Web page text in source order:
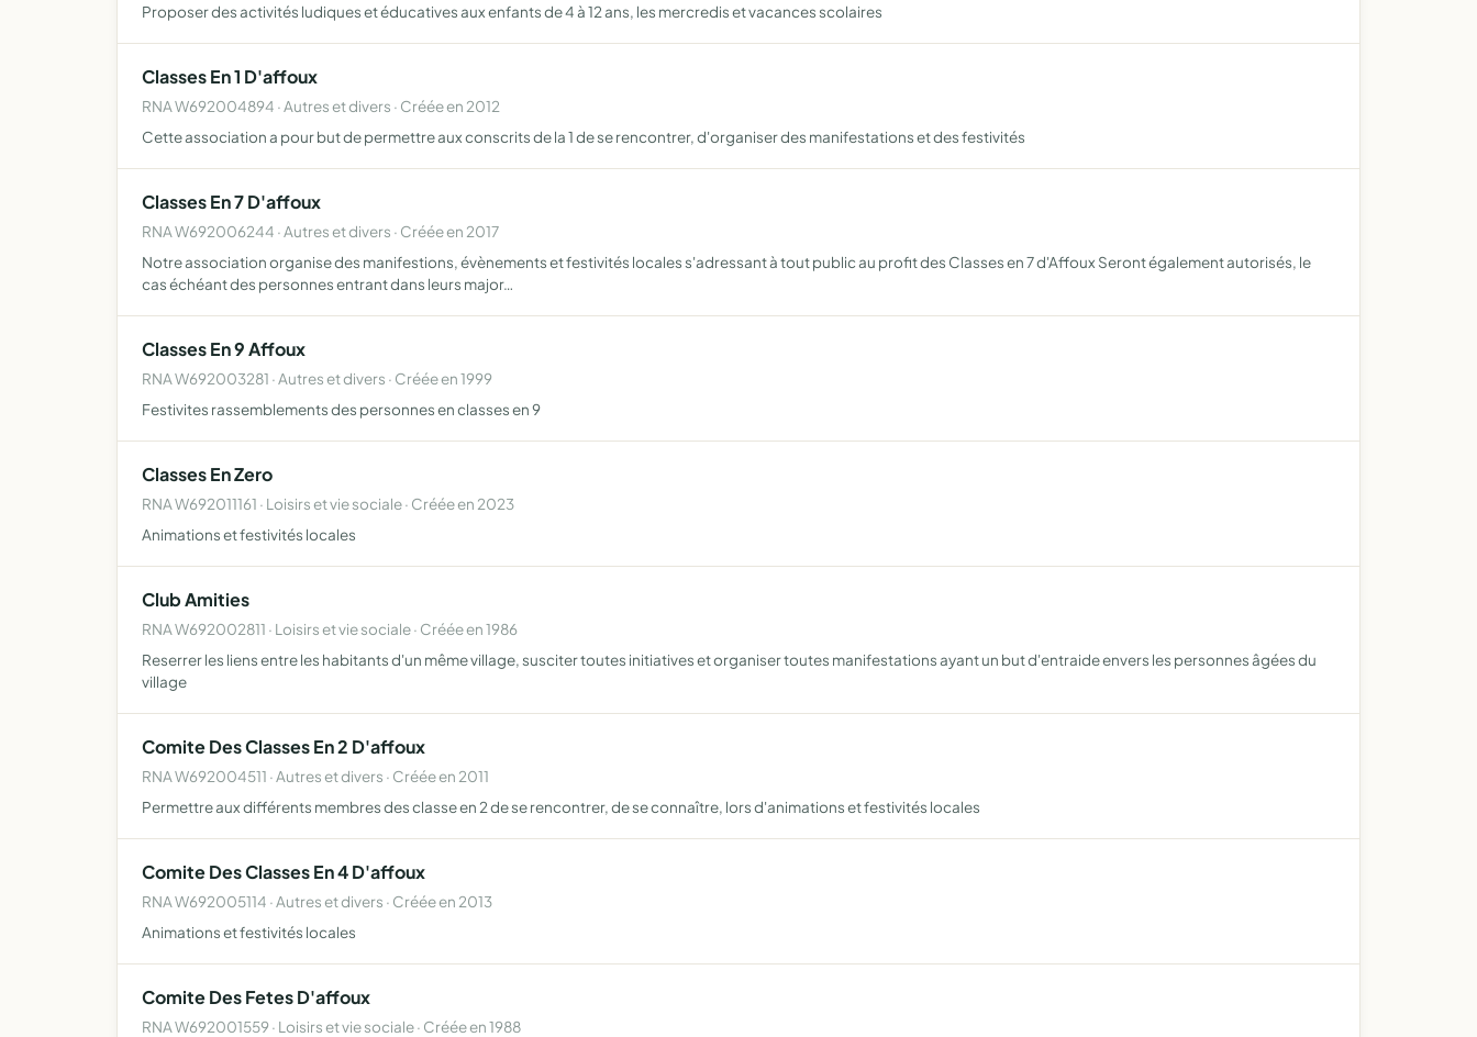
Proposer des activités ludiques et éducatives aux enfants de 4 à 12 ans, les mercredis et vacances scolaires
Classes En 1 D'affoux
RNA W692004894 · Autres et divers · Créée en 2012
Cette association a pour but de permettre aux conscrits de la 1 de se rencontrer, d'organiser des manifestations et des festivités
Classes En 7 D'affoux
RNA W692006244 · Autres et divers · Créée en 2017
Notre association organise des manifestions, évènements et festivités locales s'adressant à tout public au profit des Classes en 7 d'Affoux Seront également autorisés, le
cas échéant des personnes entrant dans leurs major…
Classes En 9 Affoux
RNA W692003281 · Autres et divers · Créée en 1999
Festivites rassemblements des personnes en classes en 9
Classes En Zero
RNA W692011161 · Loisirs et vie sociale · Créée en 2023
Animations et festivités locales
Club Amities
RNA W692002811 · Loisirs et vie sociale · Créée en 1986
Reserrer les liens entre les habitants d'un même village, susciter toutes initiatives et organiser toutes manifestations ayant un but d'entraide envers les personnes âgées du
village
Comite Des Classes En 2 D'affoux
RNA W692004511 · Autres et divers · Créée en 2011
Permettre aux différents membres des classe en 2 de se rencontrer, de se connaître, lors d'animations et festivités locales
Comite Des Classes En 4 D'affoux
RNA W692005114 · Autres et divers · Créée en 2013
Animations et festivités locales
Comite Des Fetes D'affoux
RNA W692001559 · Loisirs et vie sociale · Créée en 1988